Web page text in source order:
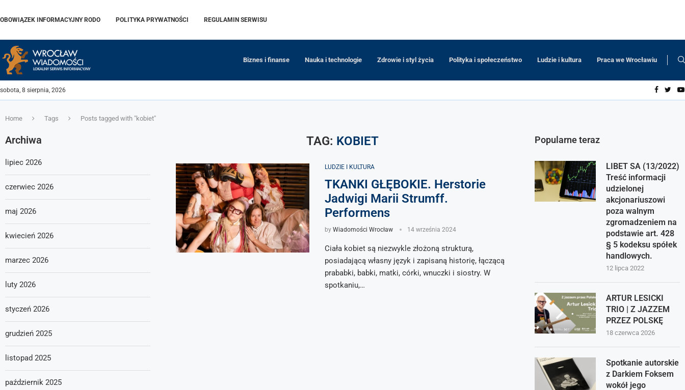
OBOWIĄZEK INFORMACYJNY RODO POLITYKA PRYWATNOŚCI REGULAMIN SERWISU
Biznes i finanse Nauka i technologie Zdrowie i styl życia Polityka i społeczeństwo Ludzie i kultura Praca we Wrocławiu
sobota, 8 sierpnia, 2026
Home Tags Posts tagged with "kobiet"
TAG: KOBIET
LUDZIE I KULTURA
TKANKI GŁĘBOKIE. Herstorie
Jadwigi Marii Strumff.
Performens
by Wiadomości Wrocław 14 września 2024
Ciała kobiet są niezwykle złożoną strukturą,
posiadającą własny język i zapisaną historię, łączącą
prababki, babki, matki, córki, wnuczki i siostry. W
spotkaniu,…
Popularne teraz
LIBET SA (13/2022)
Treść informacji
udzielonej
akcjonariuszowi
poza walnym
zgromadzeniem na
podstawie art. 428
§ 5 kodeksu spółek
handlowych.
12 lipca 2022
ARTUR LESICKI
TRIO | Z JAZZEM
PRZEZ POLSKĘ
18 czerwca 2026
Spotkanie autorskie
z Darkiem Foksem
wokół jego
Archiwa
lipiec 2026
czerwiec 2026
maj 2026
kwiecień 2026
marzec 2026
luty 2026
styczeń 2026
grudzień 2025
listopad 2025
październik 2025